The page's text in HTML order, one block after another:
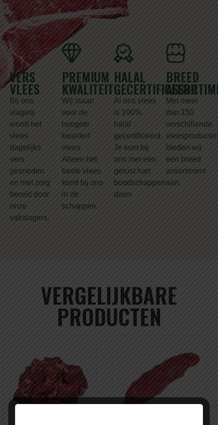
VERS
VLEES
Bij ons
slagerij
wordt het
vlees
dagelijks
vers
gesneden
en met zorg
bereid door
onze
vakslagers.
PREMIUM
KWALITEIT
Wij staan
voor de
hoogste
kwaliteit
vlees.
Alleen het
beste vlees
komt bij ons
in de
schappen.
HALAL
GECERTIFICEERD
Al ons vlees
is 100%
halal
gecertificeerd.
Je kunt bij
ons met een
gerust hart
boodschappen
doen
BREED
Met meer
dan 150
verschillende
bieden wij
een breed
assortiment
aan.
VERGELIJKBARE
PRODUCTEN